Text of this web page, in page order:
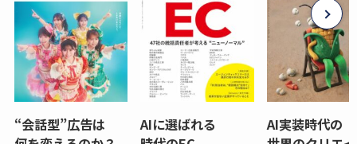
“会話型”広告は
AIに選ばれる
AI実装時代の